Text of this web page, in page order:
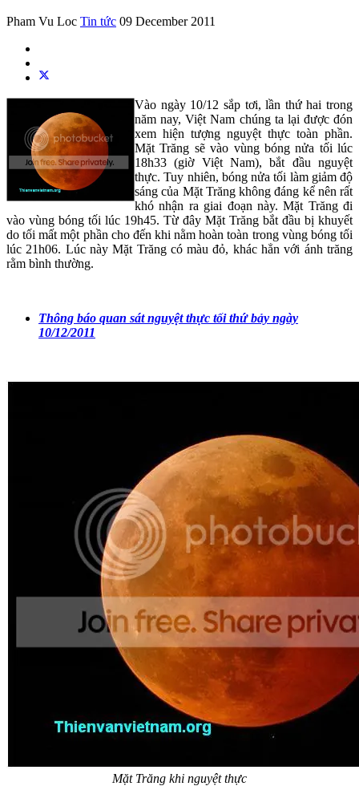
Pham Vu Loc Tin tức 09 December 2011
Vào ngày 10/12 sắp tơi, lần thứ hai trong
năm nay, Việt Nam chúng ta lại được đón
xem hiện tượng nguyệt thực toàn phần.
Mặt Trăng sẽ vào vùng bóng nửa tối lúc
18h33 (giờ Việt Nam), bắt đầu nguyệt
thực. Tuy nhiên, bóng nửa tối làm giảm độ
sáng của Mặt Trăng không đáng kể nên rất
khó nhận ra giai đoạn này. Mặt Trăng đi
vào vùng bóng tối lúc 19h45. Từ đây Mặt Trăng bắt đầu bị khuyết
do tối mất một phần cho đến khi nằm hoàn toàn trong vùng bóng tối
lúc 21h06. Lúc này Mặt Trăng có màu đỏ, khác hẳn với ánh trăng
rằm bình thường.
Thông báo quan sát nguyệt thực tối thứ bảy ngày
10/12/2011
Mặt Trăng khi nguyệt thực